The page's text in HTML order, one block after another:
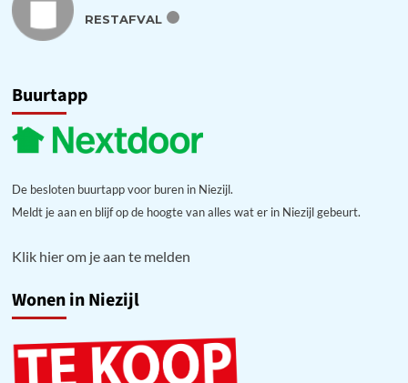
RESTAFVAL
Buurtapp
De besloten buurtapp voor buren in Niezijl.
Meldt je aan en blijf op de hoogte van alles wat er in Niezijl gebeurt.
Klik hier om je aan te melden
Wonen in Niezijl